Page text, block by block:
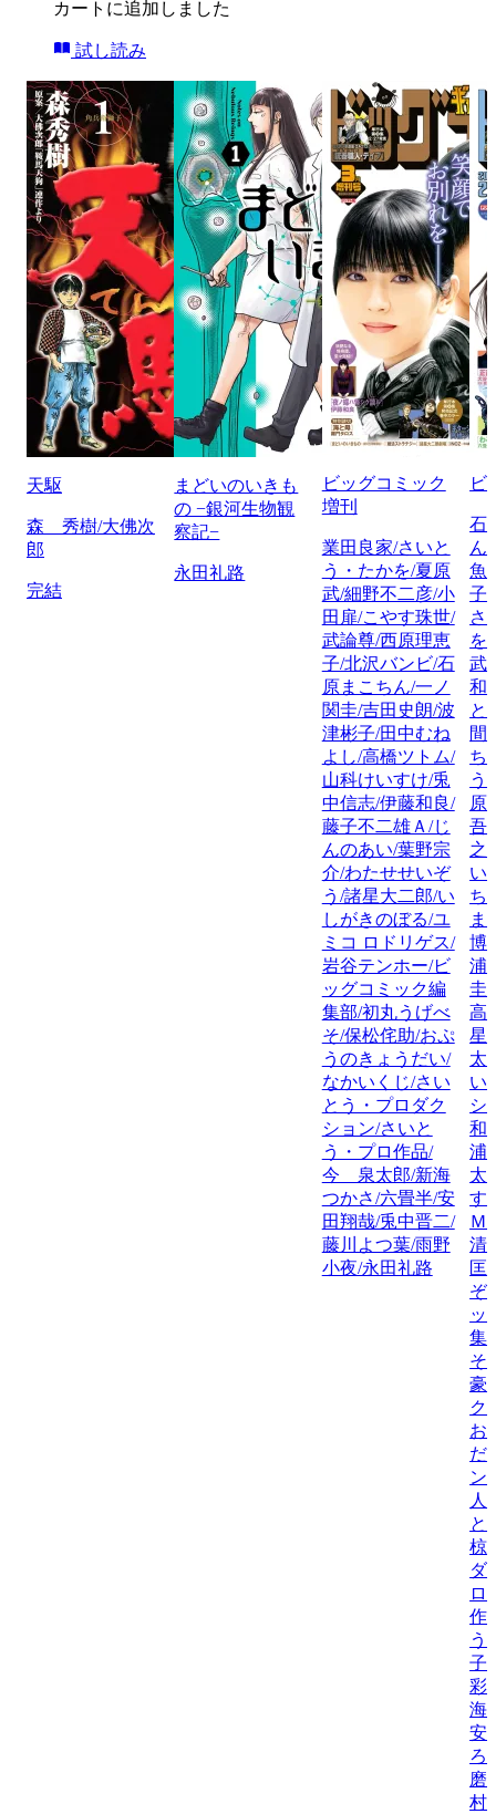
カートに追加しました
試し読み
天駆
森 秀樹/大佛次
郎
完結
まどいのいきも
の −銀河生物観
察記−
永田礼路
ビッグコミック
増刊
業田良家/さいと
う・たかを/夏原
武/細野不二彦/小
田扉/こやす珠世/
武論尊/西原理恵
子/北沢バンビ/石
原まこちん/一ノ
関圭/吉田史朗/波
津彬子/田中むね
よし/高橋ツトム/
山科けいすけ/兎
中信志/伊藤和良/
藤子不二雄Ａ/じ
んのあい/葉野宗
介/わたせせいぞ
う/諸星大二郎/い
しがきのぼる/ユ
ミコ ロドリゲス/
岩谷テンホー/ビ
ッグコミック編
集部/初丸うげべ
そ/保松侘助/おぷ
うのきょうだい/
なかいくじ/さい
とう・プロダク
ション/さいと
う・プロ作品/
今 泉太郎/新海
つかさ/六畳半/安
田翔哉/兎中晋二/
藤川よつ葉/雨野
小夜/永田礼路
ビ
石
ん
魚
子
さ
を
武/
和
と
間
ち
う
原
吾/
之
い
ち
ま
博/
浦
圭/
高
星/
太
い
シ
和
浦
太
す
Ｍ
清
匡
ぞ
ッ
集
そ
豪
ク
お
だ
ン
人
と
椋
ダ
ロ
作
う
子/
彩
海
安
ろ
磨
村